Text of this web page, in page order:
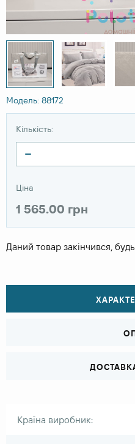
Модель: 88172
Кількість:
Ціна
1 565.00 грн
Даний товар закінчився,
Країна виробник: